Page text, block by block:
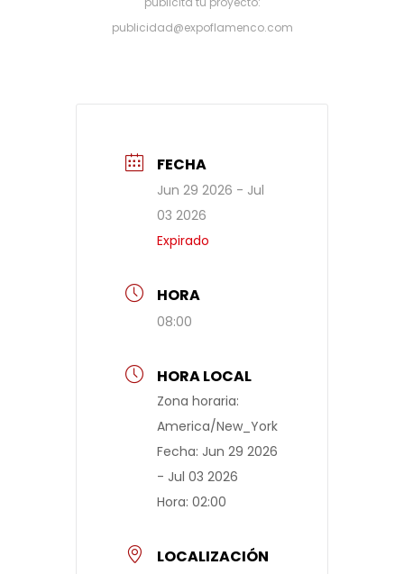
publicidad@expoflamenco.com
FECHA
Jun 29 2026 - Jul
03 2026
Expirado
HORA
08:00
HORA LOCAL
Zona horaria:
America/New_York
Fecha: Jun 29 2026
- Jul 03 2026
Hora: 02:00
LOCALIZACIÓN